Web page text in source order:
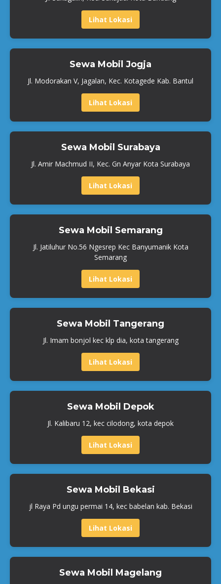
Lihat Lokasi
Sewa Mobil Jogja
Jl. Modorakan V, Jagalan, Kec. Kotagede Kab. Bantul
Lihat Lokasi
Sewa Mobil Surabaya
Jl. Amir Machmud II, Kec. Gn Anyar Kota Surabaya
Lihat Lokasi
Sewa Mobil Semarang
Jl. Jatiluhur No.56 Ngesrep Kec Banyumanik Kota
Semarang
Lihat Lokasi
Sewa Mobil Tangerang
Jl. Imam bonjol kec klp dia, kota tangerang
Lihat Lokasi
Sewa Mobil Depok
Jl. Kalibaru 12, kec cilodong, kota depok
Lihat Lokasi
Sewa Mobil Bekasi
jl Raya Pd ungu permai 14, kec babelan kab. Bekasi
Lihat Lokasi
Sewa Mobil Magelang